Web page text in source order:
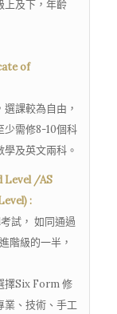
上及下，年齡
of
課較為自由，
少需修8-10個科
及英文兩科。
Level /AS
:
試， 如同通過
階級的一半，
擇Six Form 修
業、技術、手工